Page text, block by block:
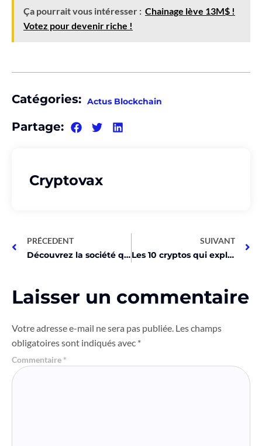
Ça pourrait vous intéresser : Chainage lève 13M$ !
Votez pour devenir riche !
Catégories: Actus Blockchain
Partage:
Cryptovax
PRÉCEDENT
Découvrez la société qui a levé 80M$ pour le mineur Bitcoin le plus rapide!
SUIVANT
Les 10 cryptos qui explosent aujourd’hui, à voir absolument!
Laisser un commentaire
Votre adresse e-mail ne sera pas publiée. Les champs
obligatoires sont indiqués avec *
Commentaire *